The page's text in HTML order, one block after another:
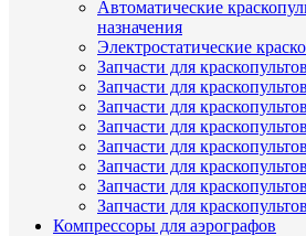
Автоматические
назначения
Электростатические
Запчасти для
Запчасти для
Запчасти для
Запчасти для
Запчасти для
Запчасти для
Запчасти для
Запчасти для
Компрессоры для аэрографов